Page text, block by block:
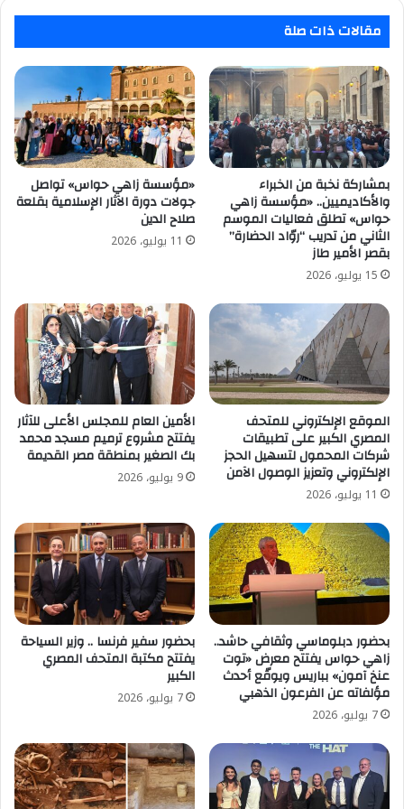
شباب
دار
السلام
مقالات ذات صلة
بمشاركة نخبة من الخبراء
والأكاديميين.. «مؤسسة زاهي
حواس» تطلق فعاليات الموسم
الثاني من تدريب “روّاد الحضارة”
بقصر الأمير طاز
15 يوليو، 2026
«مؤسسة زاهي حواس» تواصل
جولات دورة الآثار الإسلامية بقلعة
صلاح الدين
11 يوليو، 2026
الموقع الإلكتروني للمتحف
المصري الكبير على تطبيقات
شركات المحمول لتسهيل الحجز
الإلكتروني وتعزيز الوصول الآمن
11 يوليو، 2026
الأمين العام للمجلس الأعلى للآثار
يفتتح مشروع ترميم مسجد محمد
بك الصغير بمنطقة مصر القديمة
9 يوليو، 2026
بحضور دبلوماسي وثقافي حاشد..
زاهي حواس يفتتح معرض «توت
عنخ آمون» بباريس ويوقّع أحدث
مؤلفاته عن الفرعون الذهبي
7 يوليو، 2026
بحضور سفير فرنسا .. وزير السياحة
يفتتح مكتبة المتحف المصري
الكبير
7 يوليو، 2026